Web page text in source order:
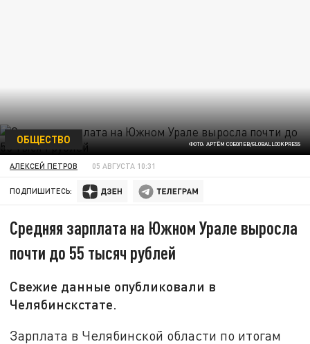
ФОТО: АРТЁМ СОБОЛЕВ/GLOBALLOOKPRESS
ОБЩЕСТВО
АЛЕКСЕЙ ПЕТРОВ 05 АВГУСТА 10:31
ПОДПИШИТЕСЬ:
Средняя зарплата на Южном Урале выросла
почти до 55 тысяч рублей
Свежие данные опубликовали в
Челябинскстате.
Зарплата в Челябинской области по итогам